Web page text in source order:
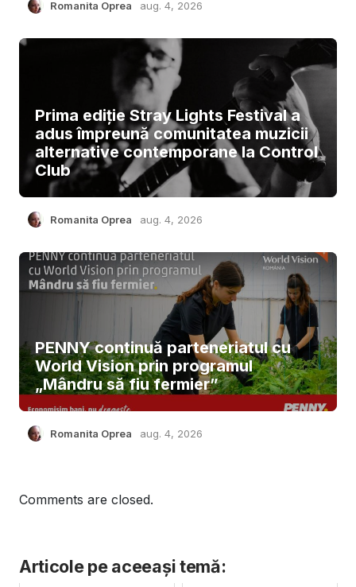
Romanita Oprea aug. 4, 2026
Prima ediție Stray Lights Festival a
adus împreună comunitatea muzicii
alternative contemporane la Control
Club
Romanita Oprea aug. 4, 2026
PENNY continuă parteneriatul cu
World Vision prin programul
„Mândru să fiu fermier”
Romanita Oprea aug. 4, 2026
Comments are closed.
Articole pe aceeași temă: